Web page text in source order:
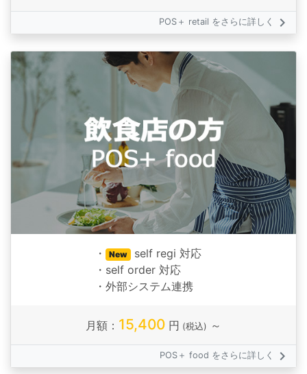
POS＋ retail をさらに詳しく keyboard_arrow_right
・ New self regi 対応
・self order 対応
・外部システム連携
月額： 15,400 円 (税込) ～
POS＋ food をさらに詳しく keyboard_arrow_right